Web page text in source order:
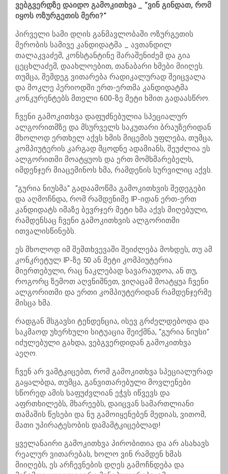
ვებგვერდზე დაიდო გამოკითხვა _ “ვინ გინდათ, რომ
იყოს ოზურგეთის მერი?“
პირველი სამი დღის განმავლობაში ოზურგეთის
მერობის სამივე კანდიდატმა _ ავთანდილ
თალაკვაძემ, კონსტანტინე შარაშენიძემ და გია
ცეცხლაძემ, დაახლოებით, თანაბარი ხმები მიიღეს.
თუმცა, შემდეგ ვითარება რადიკალურად შეიცვალა
და მოკლე პერიოდში ერთ-ერთმა კანდიდატმა
კონკურენტებს მთელი 600-ზე მეტი ხმით გადაასწრო.
ჩვენი გამოკითხვა დაფუძნებულია სპეციალურ
ალგორითმზე და მსურველს საკუთარი ბრაუზერიდან
მხოლოდ ერთხელ აქვს ხმის მიცემის უფლება, თუმცა,
კომპიუტერის კარგად მცოდნე ადამიანს, შეუძლია ეს
ალგორითმი მოატყუოს და ერთ მომხმარებელს,
იმდენჯერ მიაცემინოს ხმა, რამდენის სურვილიც აქვს.
“გურია ნიუსმა“ გადაამოწმა გამოკითხვის შედეგები
და აღმოჩნდა, რომ რამდენიმე IP-იდან ერთ-ერთ
კანდიდატს იმაზე ბევრჯერ მეტი ხმა აქვს მიღებული,
რამდენსაც ჩვენი გამოკითხვის ალგორითმი
ითვალისწინებს.
ეს მხოლოდ იმ შემთხვევაში შეიძლება მოხდეს, თუ ამ
კონკრეტულ IP-ზე 50 ან მეტი კომპიუტერია
მიერთებული, რაც ნაკლებად სავარაუდოა, ან თუ,
როგორც ზემოთ აღვნიშნეთ, ვიღაცამ მოატყუა ჩვენი
ალგორითმი და ერთი კომპიუტერიდან რამდენჯერმე
მისცა ხმა.
რადგან მსგავსი ტენდენცია, ისევ გრძელდებოდა და
საკმაოდ უხერხული სიტუაცია შეიქმნა, “გურია ნიუსი“
იძულებული გახდა, ვებგვერდიდან გამოკითხვა
აეღო.
ჩვენ არ ვამტკიცებთ, რომ გამოკითხვა სპეციალურად
გაყალბდა, თუმცა, განვითარებული მოვლენები
სწორედ ამის საფუძვლიან ეჭვს იწვევს და
აფრთხილებს, მხარეებს, დაიცვან სამართლიანი
თამაშის წესები და ნუ გამოიყენებენ მედიას, ვითომ,
მათი უპირატესობის დამამტკიცებლად!
ყველანაირი გამოკითხვა პირობითია და არ ასახავს
რეალურ ვითარებას, ხოლო ვინ რამდენ ხმას
მიიღებს, ეს არჩევნების დღეს გამოჩნდება და